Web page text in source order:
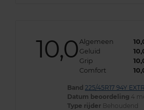
10,0 Algemeen
Geluid
Grip
Comfort
Band 225/45R17 94Y
Datum beoordeling 4
Type rijder Behoudend